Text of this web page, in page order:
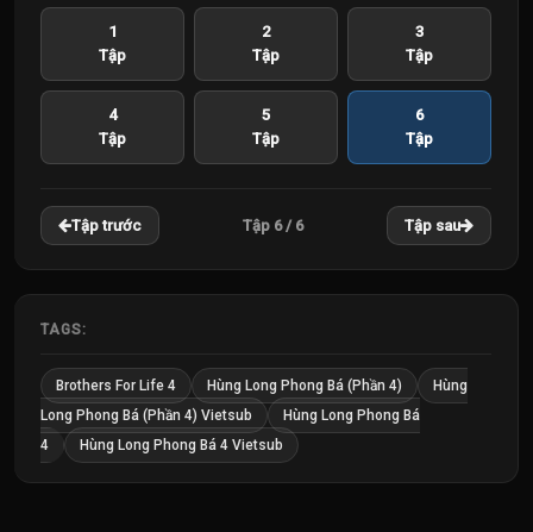
1
Tập
2
Tập
3
Tập
4
Tập
5
Tập
6
Tập
Tập trước Tập 6 / 6 Tập sau
TAGS:
Brothers For Life 4 Hùng Long Phong Bá (Phần 4)
Hùng
Long Phong Bá (Phần 4) Vietsub
Hùng Long Phong Bá
4
Hùng Long Phong Bá 4 Vietsub